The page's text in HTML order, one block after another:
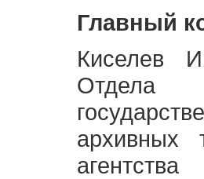
Главный
Киселев
Отдела
архивных
агентства